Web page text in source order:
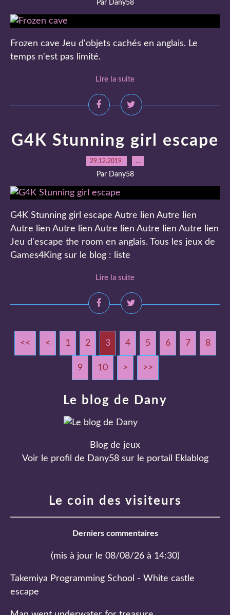
Par Dany58
Frozen cave Jeu d'objets cachés en anglais. Le
temps n'est pas limité.
Lire la suite
G4K Stunning girl escape
29.12.2019 …
Par Dany58
G4K Stunning girl escape Autre lien Autre lien
Autre lien Autre lien Autre lien Autre lien Autre lien
Jeu d'escape the room en anglais. Tous les jeux de
Games4King sur le blog : liste
Lire la suite
<< < 1 2 3 4 5 6 7 8
9 10 20
30
40
> >>
Le blog de Dany
Blog de jeux
Voir le profil de Dany58sur le portail Eklablog
Le coin des visiteurs
Derniers commentaires
(mis à jour le 08/08/26 à 14:30)
Takemiya Programming School - White castle
escape